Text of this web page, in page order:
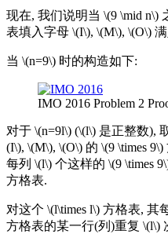
现在, 我们说明当 \(9 \mid n\)
表填入字母 \(I\), \(M\), \(O\)
当 \(n=9\) 时的构造如下:
IMO 2016 Problem 2
对于 \(n=9l\) (\(l\) 是正整数),
(I\), \(M\), \(O\) 的 \(9 \times
每列 \(l\) 个这样的 \(9 \times
方格表.
对这个 \(l\times l\) 方格表, 其
方格表的某一行(列)重复 \(l\)